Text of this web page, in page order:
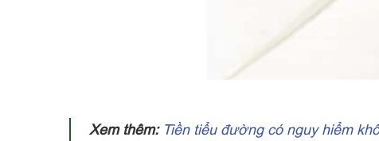
Xem thêm: Tiền tiểu đường có nguy hiểm